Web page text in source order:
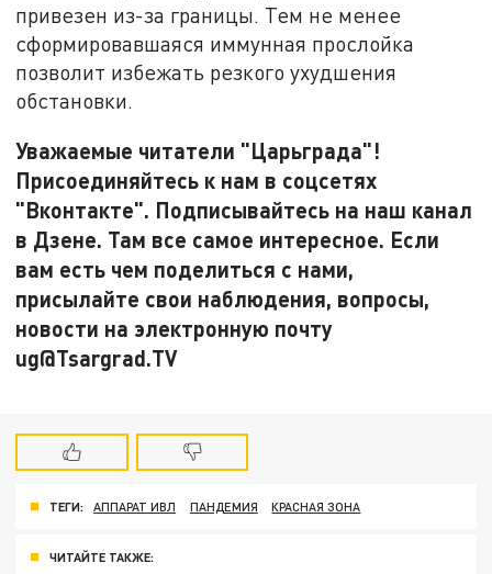
привезен из-за границы. Тем не менее
сформировавшаяся иммунная прослойка
позволит избежать резкого ухудшения
обстановки.
Уважаемые читатели "Царьграда"!
Присоединяйтесь к нам в соцсетях
"Вконтакте". Подписывайтесь на наш канал
в Дзене. Там все самое интересное. Если
вам есть чем поделиться с нами,
присылайте свои наблюдения, вопросы,
новости на электронную почту
ug@Tsargrad.TV
ТЕГИ: АППАРАТ ИВЛ ПАНДЕМИЯ КРАСНАЯ ЗОНА
ЧИТАЙТЕ ТАКЖЕ: